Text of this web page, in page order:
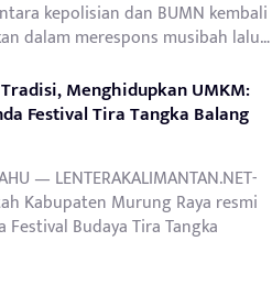
kepolisian dan BUMN kembali
dalam merespons musibah lalu…
Menghidupkan UMKM:
Festival Tira Tangka Balang
— LENTERAKALIMANTAN.NET-
Kabupaten Murung Raya resmi
Festival Budaya Tira Tangka